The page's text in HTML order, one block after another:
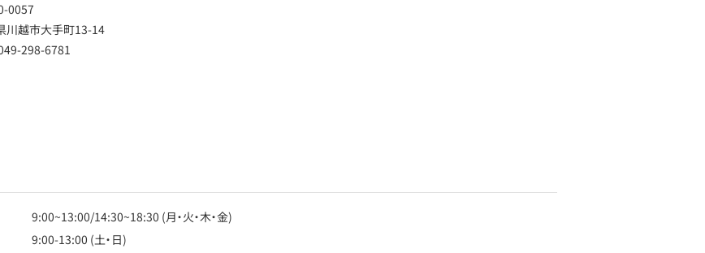
0057
川越市大手町13-14
298-6781
9:00~13:00/14:30~18:30 (月・火・木・金)
9:00-13:00 (土・日)